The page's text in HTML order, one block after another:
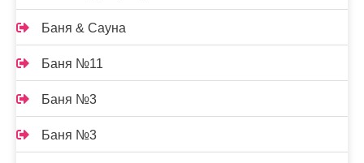
Баня & Сауна
Баня №11
Баня №3
Баня №3